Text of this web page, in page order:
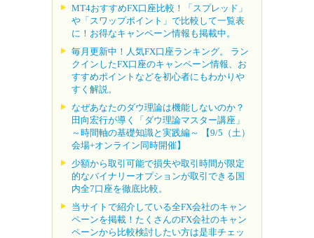
MT4おすすめFX口座比較！「スプレッド」
や「スワップポイント」で比較して一覧表
に！お得なキャンペーン情報も掲載中。
毎月更新中！人気FX口座ランキング。 ラン
クインしたFX口座のキャンペーン情報、お
すすめポイントなどを初心者にもわかりや
すく解説。
なぜあなたのダウ理論は機能しないのか？
田向宏行が導く「ダウ理論マスター講座」
～時間軸の基礎知識と実践編～ 【9/5（土）
会場+オンライン同時開催】
少額から取引可能で損失や取引時間が限定
的なバイナリーオプションが取引できる国
内全7口座を徹底比較。
当サイトで紹介している全FX会社のキャン
ペーンを掲載！たくさんのFX会社のキャン
ペーンから比較検討したい方は是非チェッ